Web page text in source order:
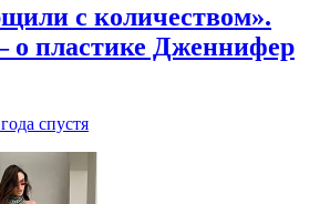
с количеством».
о пластике Дженнифер
спустя